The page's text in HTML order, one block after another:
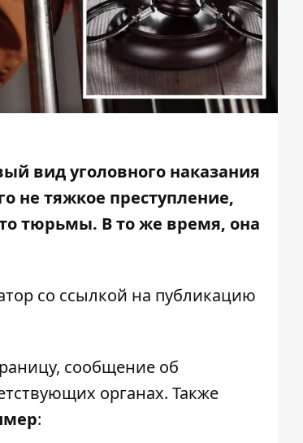
вид уголовного наказания
не тяжкое преступление,
тюрьмы. В то же время, она
со ссылкой на публикацию
сообщение об
органах. Также
: